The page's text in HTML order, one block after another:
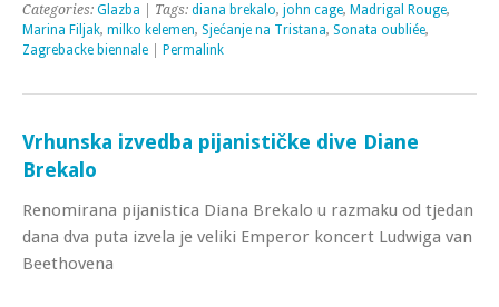
Categories: Glazba | Tags: diana brekalo, john cage, Madrigal Rouge,
Marina Filjak, milko kelemen, Sjećanje na Tristana, Sonata oubliée,
Zagrebacke biennale
Permalink
Vrhunska izvedba pijanističke dive Diane
Brekalo
Renomirana pijanistica Diana Brekalo u razmaku od tjedan
dana dva puta izvela je veliki Emperor koncert Ludwiga van
Beethovena